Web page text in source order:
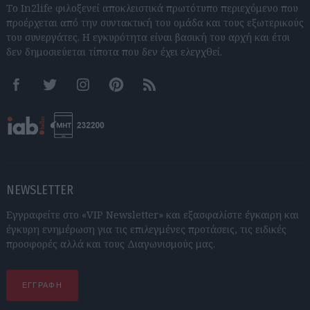
Το In2life φιλοξενεί αποκλειστικά πρωτότυπο περιεχόμενο που
προέρχεται από την συντακτική του ομάδα και τους εξωτερικούς
του συνεργάτες. Η εγκυρότητα είναι βασική του αρχή και έτσι
δεν δημοσιεύεται τίποτα που δεν έχει ελεγχθεί.
FacebookTwitter InstagramPinterestRSS feeds
NEWSLETTER
Εγγραφείτε στο «VIP Newsletter» και εξασφαλίστε έγκαιρη και
έγκυρη ενημέρωση για τις επιλεγμένες προτάσεις, τις ειδικές
προσφορές αλλά και τους Διαγωνισμούς μας.
ΕΓΓΡΑΦΗ